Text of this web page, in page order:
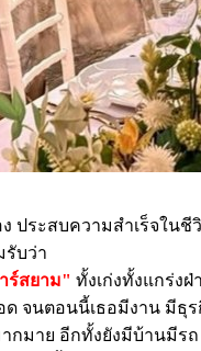
ง ประสบความสำเร็จในชี
รับว่า
ร์สยาม" ทั้งเก่งทั้งแกร่งฝ่
จนตอนนี้เธอมีงาน มีธุ
กมาย อีกทั้งยังมีบ้านมีร